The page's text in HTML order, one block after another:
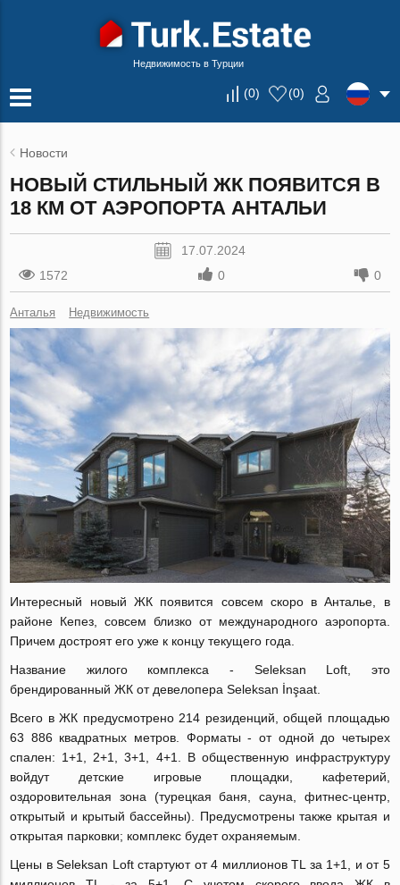
Недвижимость в Турции
(0) (0)
Новости
НОВЫЙ СТИЛЬНЫЙ ЖК ПОЯВИТСЯ В
18 КМ ОТ АЭРОПОРТА АНТАЛЬИ
17.07.2024
1572
0 0
Анталья Недвижимость
Интересный новый ЖК появится совсем скоро в Анталье, в
районе Кепез, совсем близко от международного аэропорта.
Причем достроят его уже к концу текущего года.
Название жилого комплекса - Seleksan Loft, это
брендированный ЖК от девелопера Seleksan İnşaat.
Всего в ЖК предусмотрено 214 резиденций, общей площадью
63 886 квадратных метров. Форматы - от одной до четырех
спален: 1+1, 2+1, 3+1, 4+1. В общественную инфраструктуру
войдут детские игровые площадки, кафетерий,
оздоровительная зона (турецкая баня, сауна, фитнес-центр,
открытый и крытый бассейны). Предусмотрены также крытая и
открытая парковки; комплекс будет охраняемым.
Цены в Seleksan Loft стартуют от 4 миллионов TL за 1+1, и от 5